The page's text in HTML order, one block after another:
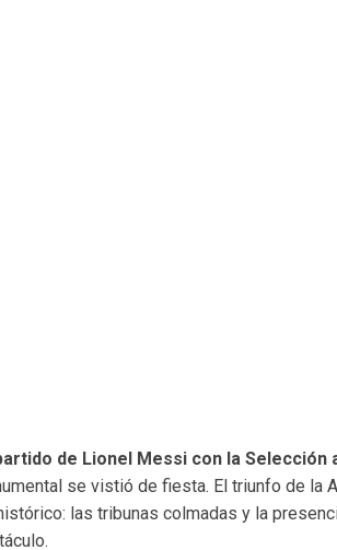
de Lionel Messi con la Selección
se vistió de fiesta. El triunfo de la
las tribunas colmadas y la